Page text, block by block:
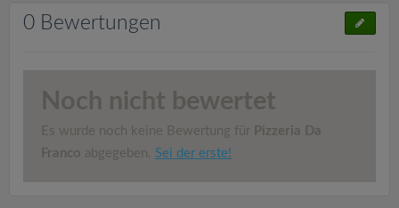
0 Bewertungen
Noch nicht bewertet
Es wurde noch keine Bewertung für Pizzeria Da
Franco abgegeben. Sei der erste!